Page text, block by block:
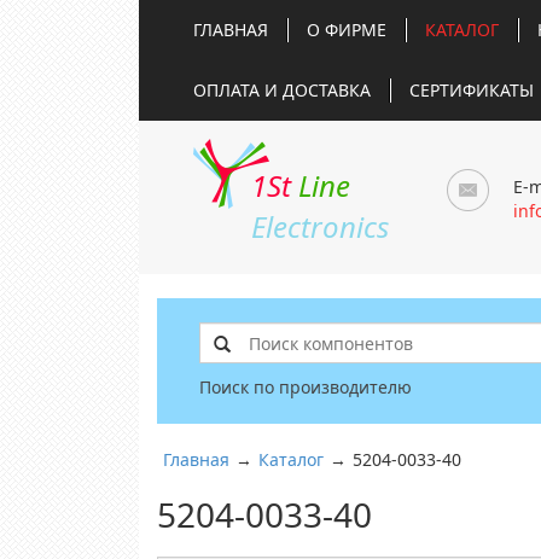
ГЛАВНАЯ О ФИРМЕ КАТАЛОГ
ОПЛАТА И ДОСТАВКА СЕРТИФИКАТЫ
1St Line
Electronics
E-
Поиск по производителю
Главная → Каталог → 5204-0033-40
5204-0033-40